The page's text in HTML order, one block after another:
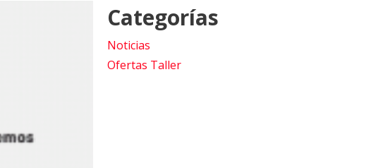
Categorías
Noticias
Ofertas Taller